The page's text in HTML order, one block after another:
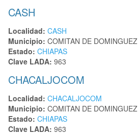
CASH
Localidad: CASH
Municipio: COMITAN DE DOMINGUEZ
Estado: CHIAPAS
Clave LADA: 963
CHACALJOCOM
Localidad: CHACALJOCOM
Municipio: COMITAN DE DOMINGUEZ
Estado: CHIAPAS
Clave LADA: 963